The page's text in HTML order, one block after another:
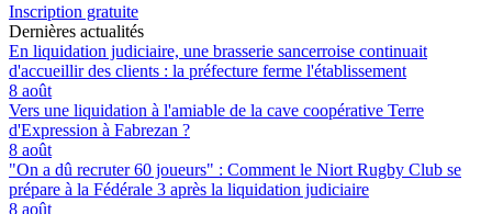
Inscription gratuite
Dernières actualités
En liquidation judiciaire, une brasserie sancerroise continuait
d'accueillir des clients : la préfecture ferme l'établissement
8 août
Vers une liquidation à l'amiable de la cave coopérative Terre
d'Expression à Fabrezan ?
8 août
"On a dû recruter 60 joueurs" : Comment le Niort Rugby Club se
prépare à la Fédérale 3 après la liquidation judiciaire
8 août